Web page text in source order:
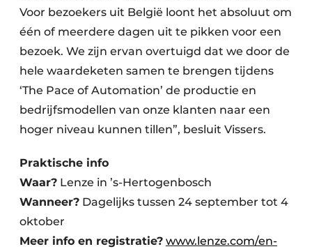
Voor bezoekers uit België loont het absoluut om
één of meerdere dagen uit te pikken voor een
bezoek. We zijn ervan overtuigd dat we door de
hele waardeketen samen te brengen tijdens
‘The Pace of Automation’ de productie en
bedrijfsmodellen van onze klanten naar een
hoger niveau kunnen tillen”, besluit Vissers.
Praktische info
Waar? Lenze in ’s-Hertogenbosch
Wanneer? Dagelijks tussen 24 september tot 4
oktober
Meer info en registratie? www.lenze.com/en-